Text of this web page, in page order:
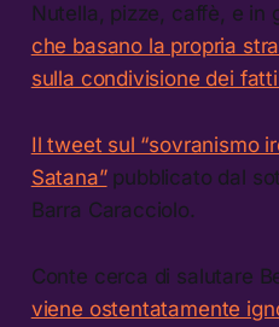
Nutella, pizze, caffè, e in
che basano la propria
sulla condivisione dei
Il tweet sul “sovranismo
Satana”pubblicato dal
Barra Caracciolo.
Conte cerca di salutare
viene ostentatamente